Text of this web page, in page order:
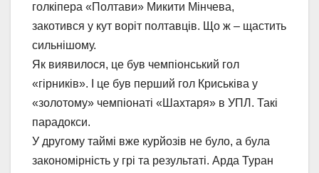
голкіпера «Полтави» Микити Мінчева,
закотився у кут воріт полтавців. Що ж – щастить
сильнішому.
Як виявилося, це був чемпіонський гол
«гірників». І це був перший гол Криськіва у
«золотому» чемпіонаті «Шахтаря» в УПЛ. Такі
парадокси.
У другому таймі вже курйозів не було, а була
закономірність у грі та результаті. Арда Туран